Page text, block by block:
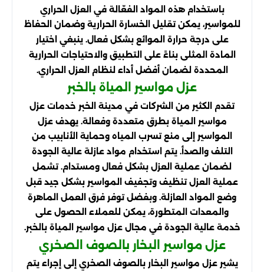
باستخدام هذه المواد الفعّالة في العزل الحراري
للمواسير، يمكن تقليل الخسارة الحرارية وضمان الحفاظ
على درجة حرارة الموائع بشكل فعال. ينبغي اختيار
المادة المثلى بناءً على التطبيق والاحتياجات الحرارية
المحددة لضمان أفضل أداء لنظام العزل الحراري.
عزل مواسير المياة بالخبر
تقدم الكثير من الشركات في مدينة الخبر خدمات عزل
مواسير المياة بطرق متعددة وفعالة. يهدف عزل
المواسير إلى منع تسرب المياه وحماية الأنابيب من
التلف والصدأ. يتم استخدام مواد عازلة عالية الجودة
لضمان عملية العزل بشكل فعال ومستدام. تشمل
عملية العزل تنظيف وتجفيف المواسير بشكل جيد قبل
وضع المواد العازلة. وبفضل توفر فرق العمل الماهرة
والمعدات المتطورة، يمكن للعملاء الحصول على
خدمة عالية الجودة في مجال عزل مواسير المياة بالخبر.
عزل مواسير البخار بالصوف الصخري
يشير عزل مواسير البخار بالصوف الصخري إلى إجراء يتم